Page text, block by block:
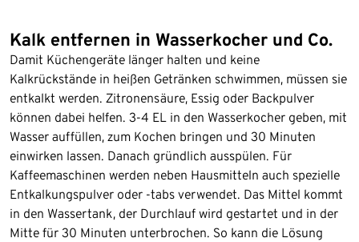
Kalk entfernen in Wasserkocher und Co.
Damit Küchengeräte länger halten und keine
Kalkrückstände in heißen Getränken schwimmen, müssen sie
entkalkt werden. Zitronensäure, Essig oder Backpulver
können dabei helfen. 3-4 EL in den Wasserkocher geben, mit
Wasser auffüllen, zum Kochen bringen und 30 Minuten
einwirken lassen. Danach gründlich ausspülen. Für
Kaffeemaschinen werden neben Hausmitteln auch spezielle
Entkalkungspulver oder -tabs verwendet. Das Mittel kommt
in den Wassertank, der Durchlauf wird gestartet und in der
Mitte für 30 Minuten unterbrochen. So kann die Lösung